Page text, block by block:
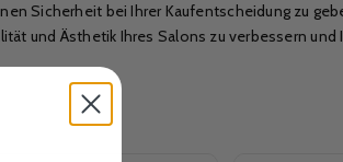
Sicherheit bei Ihrer Kaufentscheidung zu
und Ästhetik Ihres Salons zu verbessern